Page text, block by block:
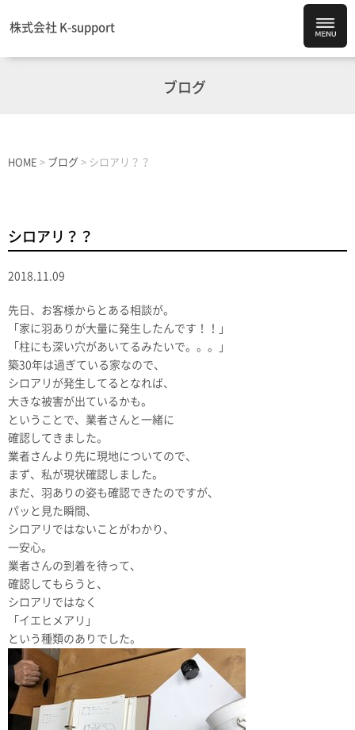
株式会社 K-support
ブログ
HOME > ブログ > シロアリ？？
シロアリ？？
2018.11.09
先日、お客様からとある相談が。
「家に羽ありが大量に発生したんです！！」
「柱にも深い穴があいてるみたいで。。。」
築30年は過ぎている家なので、
シロアリが発生してるとなれば、
大きな被害が出ているかも。
ということで、業者さんと一緒に
確認してきました。
業者さんより先に現地についてので、
まず、私が現状確認しました。
まだ、羽ありの姿も確認できたのですが、
パッと見た瞬間、
シロアリではないことがわかり、
一安心。
業者さんの到着を待って、
確認してもらうと、
シロアリではなく
「イエヒメアリ」
という種類のありでした。